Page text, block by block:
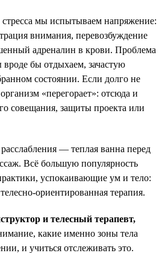
стресса мы испытываем напряжение:
внимания, перевозбуждение
адреналин в крови. Проблема
бы отдыхаем, зачастую
состоянии. Если долго не
«перегорает»: отсюда и
совещания, защиты проекта или
— теплая ванна перед
Всё большую популярность
успокаивающие ум и тело:
ориентированная терапия.
и телесный терапевт,
какие именно зоны тела
и учиться отслеживать это.